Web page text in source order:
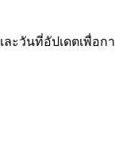
วันที่อัปเดตเพื่อกา